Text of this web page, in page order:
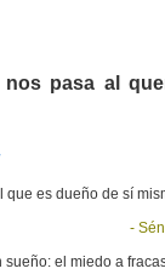
pasa al
que es dueño de sí
-
el miedo a